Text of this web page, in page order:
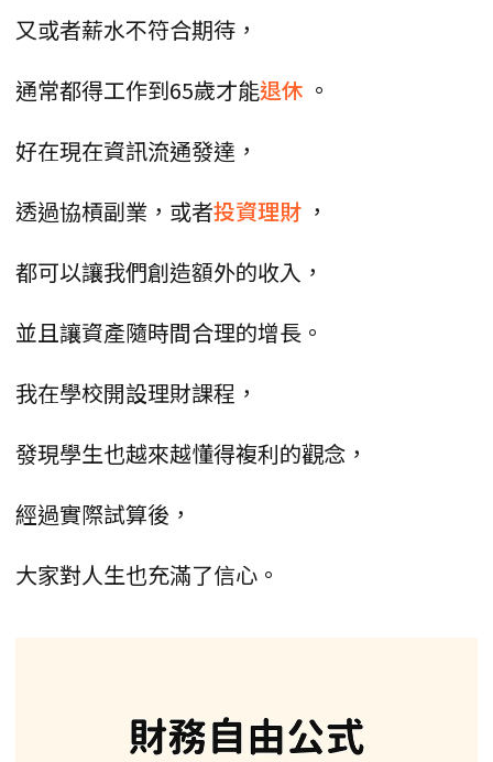
又或者薪水不符合期待，
通常都得工作到65歲才能退休 。
好在現在資訊流通發達，
透過協槓副業，或者投資理財 ，
都可以讓我們創造額外的收入，
並且讓資產隨時間合理的增長。
我在學校開設理財課程，
發現學生也越來越懂得複利的觀念，
經過實際試算後，
大家對人生也充滿了信心。